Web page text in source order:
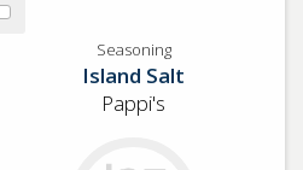
Välj
Seasoning
Island Salt
Pappi's